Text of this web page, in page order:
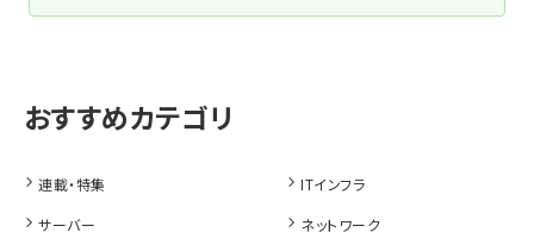
連載・特集
ITインフラ
サーバー
ネットワーク